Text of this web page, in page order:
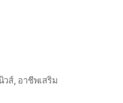
วส์, อาชีพเสริม